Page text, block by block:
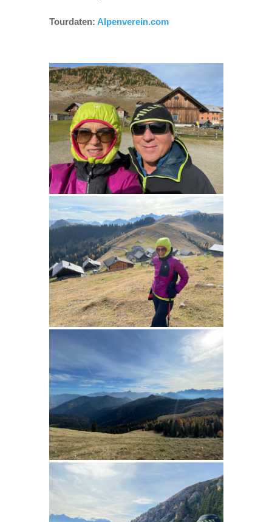
Tourdaten: Alpenverein.com